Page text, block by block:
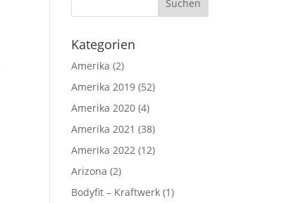
Kategorien
Amerika (2)
Amerika 2019 (52)
Amerika 2020 (4)
Amerika 2021 (38)
Amerika 2022 (12)
Arizona (2)
Bodyfit – Kraftwerk (1)